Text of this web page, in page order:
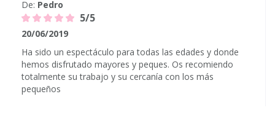
De: Pedro
5/5
20/06/2019
Ha sido un espectáculo para todas las edades y donde
hemos disfrutado mayores y peques. Os recomiendo
totalmente su trabajo y su cercanía con los más
pequeños